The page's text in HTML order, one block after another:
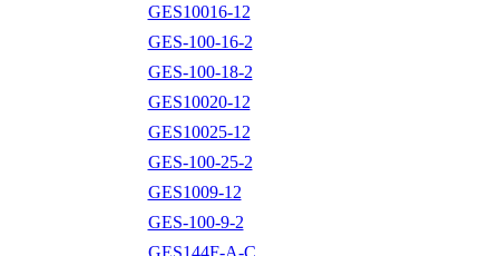
GES10016-12
GES-100-16-2
GES-100-18-2
GES10020-12
GES10025-12
GES-100-25-2
GES1009-12
GES-100-9-2
GES144F-A-C